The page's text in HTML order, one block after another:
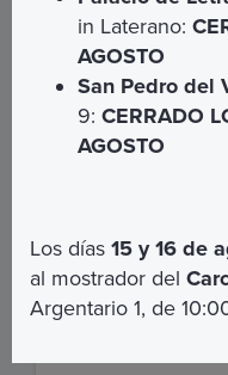
OMNIA Card
Convenientemente
incluyen entrada
la posibilidad de
Coliseo y la Galería
in Laterano:
AGOSTO
San Pedro del
9:CERRADO
AGOSTO
Los días15 y 16 de
al mostrador del
Argentario 1, de